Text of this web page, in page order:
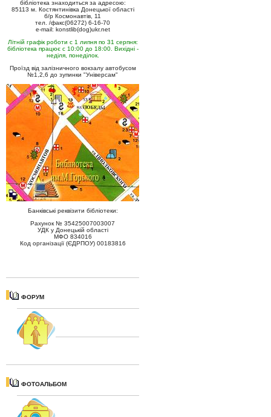
бібліотека знаходиться за адресою:
85113 м. Костянтинівка Донецької області
б/р Космонавтів, 11
тел. /факс(06272) 6-16-70
e-mail: konstlib(dog)ukr.net
Літній графік роботи с 1 липня по 31 серпня:
бібліотека працює с 10:00 до 18:00. Вихідні -
неділя, понеділок.
Проїзд від залізничного вокзалу автобусом
№1,2,6 до зупинки "Універсам"
Банківські реквізити бібліотеки:
Рахунок № 35425007003007
УДК у Донецькій області
МФО 834016
Код організації (ЄДРПОУ) 00183816
ФОРУМ
ФОТОАЛЬБОМ